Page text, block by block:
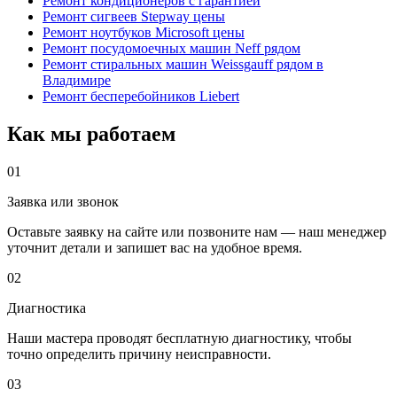
Ремонт сигвеев Stepway цены
Ремонт ноутбуков Microsoft цены
Ремонт посудомоечных машин Neff рядом
Ремонт стиральных машин Weissgauff рядом в
Владимире
Ремонт бесперебойников Liebert
Как мы работаем
01
Заявка или звонок
Оставьте заявку на сайте или позвоните нам — наш менеджер
уточнит детали и запишет вас на удобное время.
02
Диагностика
Наши мастера проводят бесплатную диагностику, чтобы
точно определить причину неисправности.
03